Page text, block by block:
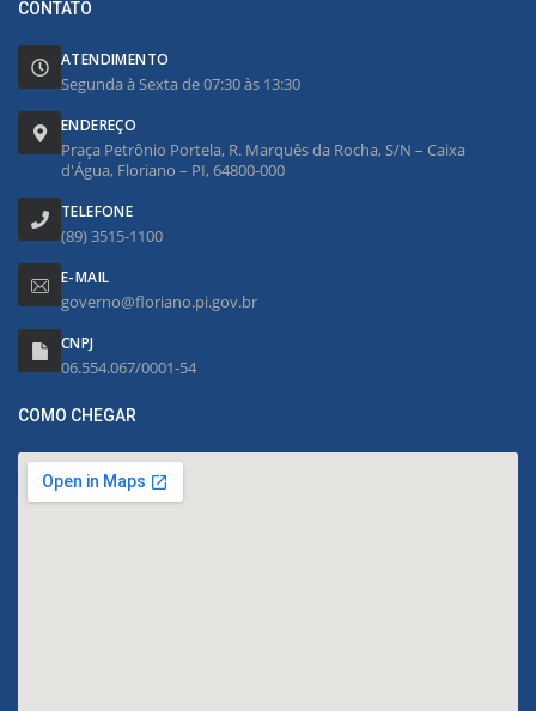
CONTATO
ATENDIMENTO
Segunda à Sexta de 07:30 às 13:30
ENDEREÇO
Praça Petrônio Portela, R. Marquês da Rocha, S/N – Caixa
d'Água, Floriano – PI, 64800-000
TELEFONE
(89) 3515-1100
E-MAIL
governo@floriano.pi.gov.br
CNPJ
06.554.067/0001-54
COMO CHEGAR